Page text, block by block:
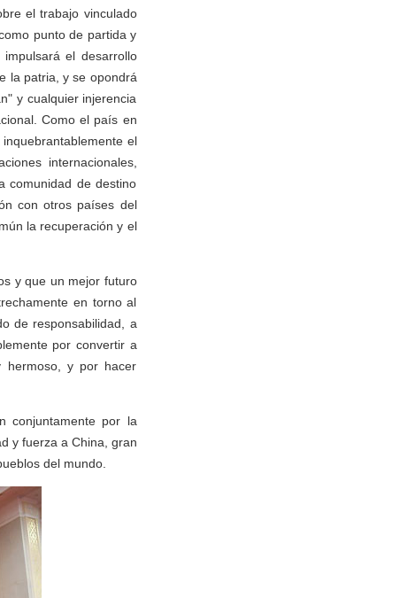
el trabajo vinculado
punto de partida y
el desarrollo
la patria, y se opondrá
y cualquier injerencia
Como el país en
el
internacionales,
comunidad de destino
con otros países del
la recuperación y el
y que un mejor futuro
en torno al
de responsabilidad, a
por convertir a
hermoso, y por hacer
conjuntamente por la
y fuerza a China, gran
del mundo.